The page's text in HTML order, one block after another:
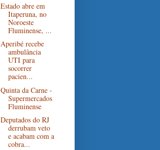
Estado abre em
Itaperuna, no
Noroeste
Fluminense, ...
Aperibé recebe
ambulância
UTI para
socorrer
pacien...
Quinta da Carne -
Supermercados
Fluminense
Deputados do RJ
derrubam veto
e acabam com a
cobra...